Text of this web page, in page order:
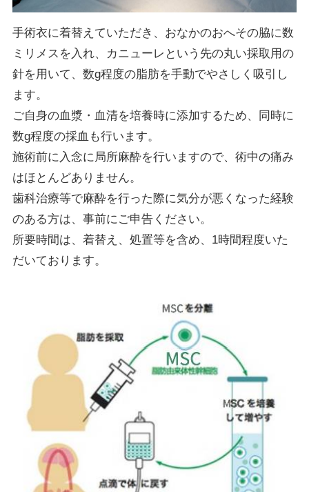
手術衣に着替えていただき、おなかのおへその脇に数
ミリメスを入れ、カニューレという先の丸い採取用の
針を用いて、数g程度の脂肪を手動でやさしく吸引し
ます。
ご自身の血漿・血清を培養時に添加するため、同時に
数g程度の採血も行います。
施術前に入念に局所麻酔を行いますので、術中の痛み
はほとんどありません。
歯科治療等で麻酔を行った際に気分が悪くなった経験
のある方は、事前にご申告ください。
所要時間は、着替え、処置等を含め、1時間程度いた
だいております。